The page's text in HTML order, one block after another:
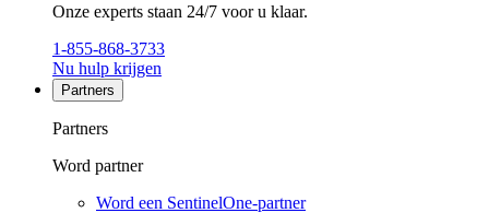
Onze experts staan 24/7 voor u klaar.
1-855-868-3733
Nu hulp krijgen
Partners
Partners
Word partner
Word een SentinelOne-partner